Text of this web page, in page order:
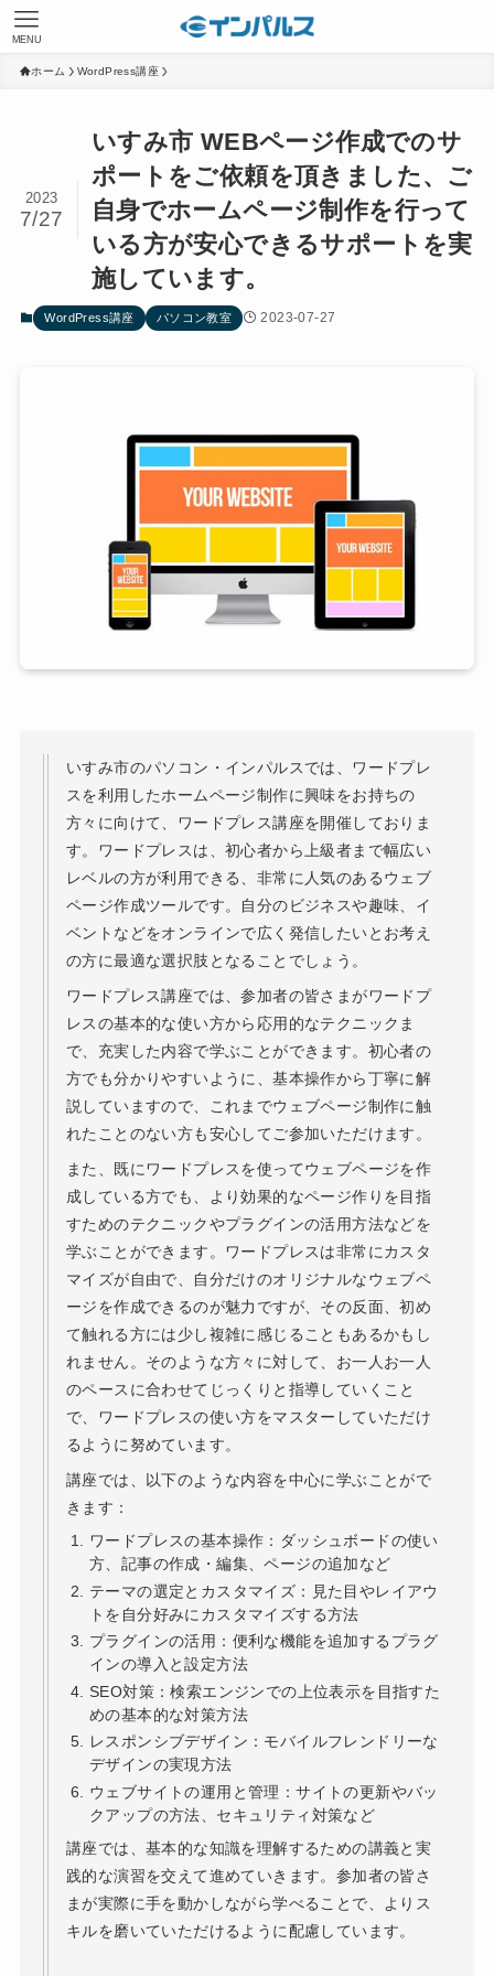
MENU
ホーム WordPress講座
いすみ市 WEBページ作成でのサ
ポートをご依頼を頂きました、ご
自身でホームページ制作を行って
いる方が安心できるサポートを実
施しています。
2023
7/27
WordPress講座 パソコン教室 2023-07-27
いすみ市のパソコン・インパルスでは、ワードプレ
スを利用したホームページ制作に興味をお持ちの
方々に向けて、ワードプレス講座を開催しておりま
す。ワードプレスは、初心者から上級者まで幅広い
レベルの方が利用できる、非常に人気のあるウェブ
ページ作成ツールです。自分のビジネスや趣味、イ
ベントなどをオンラインで広く発信したいとお考え
の方に最適な選択肢となることでしょう。
ワードプレス講座では、参加者の皆さまがワードプ
レスの基本的な使い方から応用的なテクニックま
で、充実した内容で学ぶことができます。初心者の
方でも分かりやすいように、基本操作から丁寧に解
説していますので、これまでウェブページ制作に触
れたことのない方も安心してご参加いただけます。
また、既にワードプレスを使ってウェブページを作
成している方でも、より効果的なページ作りを目指
すためのテクニックやプラグインの活用方法などを
学ぶことができます。ワードプレスは非常にカスタ
マイズが自由で、自分だけのオリジナルなウェブペ
ージを作成できるのが魅力ですが、その反面、初め
て触れる方には少し複雑に感じることもあるかもし
れません。そのような方々に対して、お一人お一人
のペースに合わせてじっくりと指導していくこと
で、ワードプレスの使い方をマスターしていただけ
るように努めています。
講座では、以下のような内容を中心に学ぶことがで
きます：
ワードプレスの基本操作：ダッシュボードの使い
方、記事の作成・編集、ページの追加など
テーマの選定とカスタマイズ：見た目やレイアウ
トを自分好みにカスタマイズする方法
プラグインの活用：便利な機能を追加するプラグ
インの導入と設定方法
SEO対策：検索エンジンでの上位表示を目指すた
めの基本的な対策方法
レスポンシブデザイン：モバイルフレンドリーな
デザインの実現方法
ウェブサイトの運用と管理：サイトの更新やバッ
クアップの方法、セキュリティ対策など
講座では、基本的な知識を理解するための講義と実
践的な演習を交えて進めていきます。参加者の皆さ
まが実際に手を動かしながら学べることで、よりス
キルを磨いていただけるように配慮しています。